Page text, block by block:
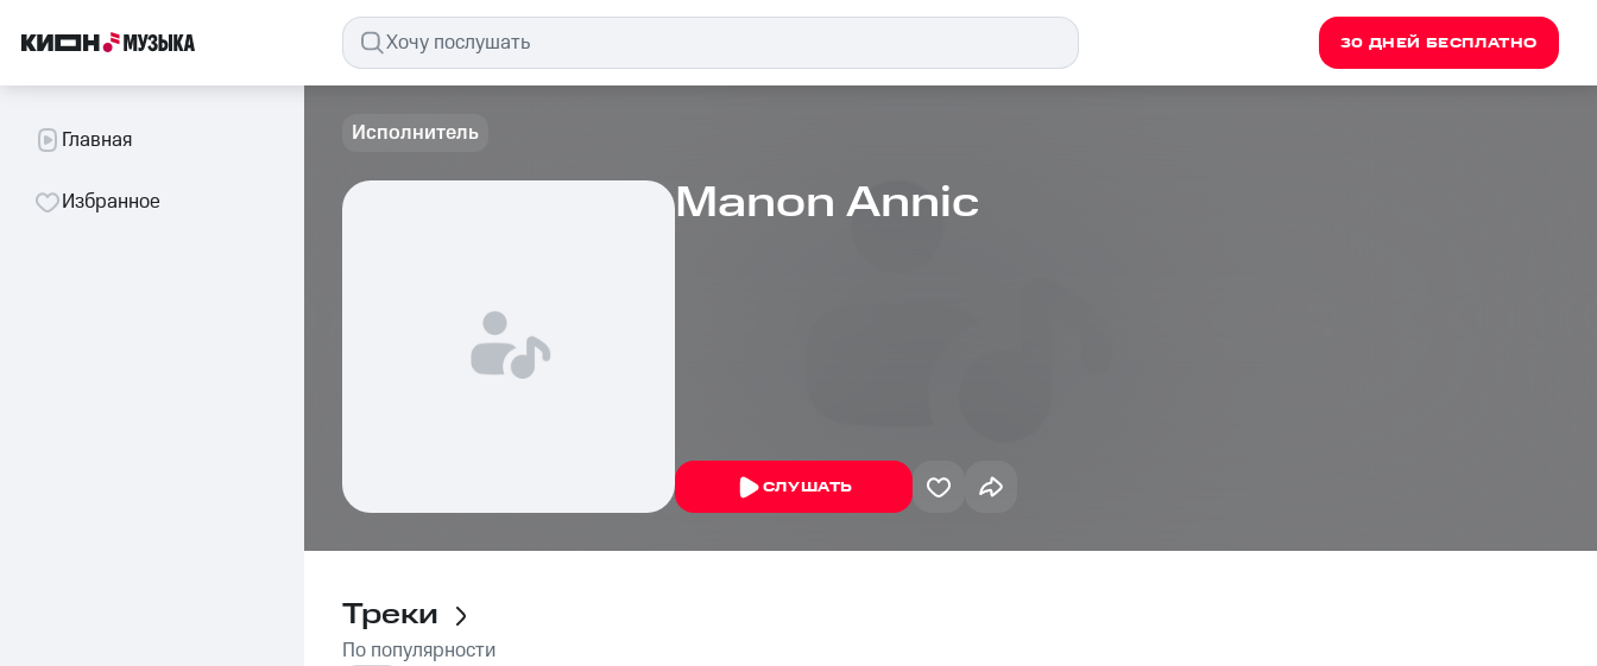
30 ДНЕЙ БЕСПЛАТНО
Главная
Избранное
Исполнитель
Manon Annic
СЛУШАТЬ
Треки
По популярности